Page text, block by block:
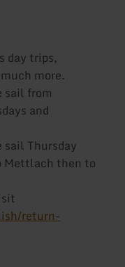
day trips,
more.
sail from
and
sail Thursday
Mettlach then to
return-